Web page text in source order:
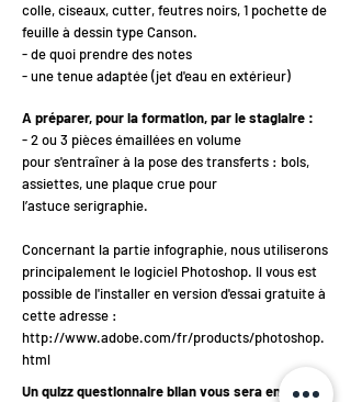
colle, ciseaux, cutter, feutres noirs, 1 pochette de
feuille à dessin type Canson.
- de quoi prendre des notes
- une tenue adaptée (jet d'eau en extérieur)
A préparer, pour la formation, par le stagiaire :
- 2 ou 3 pièces émaillées en volume
pour s'entraîner à la pose des transferts : bols,
assiettes, une plaque crue pour
l’astuce serigraphie.
Concernant la partie infographie, nous utiliserons
principalement le logiciel Photoshop. Il vous est
possible de l'installer en version d'essai gratuite à
cette adresse :
http://www.adobe.com/fr/products/photoshop.
html
Un quizz questionnaire bilan vous sera envoyé à